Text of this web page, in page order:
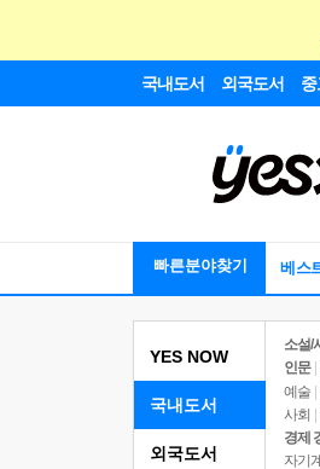
국내도서 외국도서
빠른분야찾기 베스
YES NOW
국내도서
소설/
인문
예술 |
사회 |
경제
자기
외국도서